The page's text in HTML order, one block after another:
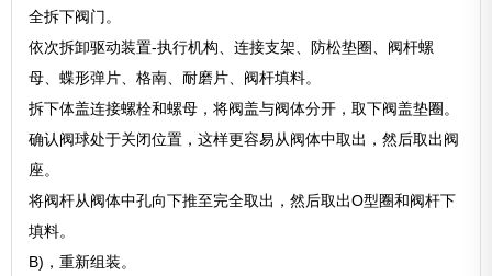
全拆下阀门。
依次拆卸驱动装置-执行机构、连接支架、防松垫圈、阀杆螺
母、蝶形弹片、格南、耐磨片、阀杆填料。
拆下体盖连接螺栓和螺母，将阀盖与阀体分开，取下阀盖垫圈。
确认阀球处于关闭位置，这样更容易从阀体中取出，然后取出阀
座。
将阀杆从阀体中孔向下推至完全取出，然后取出O型圈和阀杆下
填料。
B)，重新组装。